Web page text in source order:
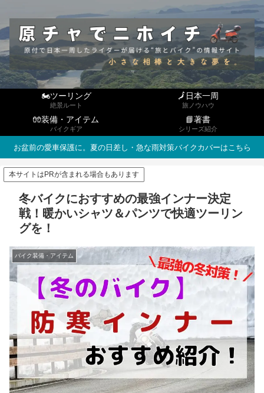
🏍ツーリング
絶景ルート
🗾日本一周
旅ノウハウ
🧤装備・アイテム
バイクギア
📘著書
シリーズ紹介
お盆前の愛車保護に。夏の日差し・急な雨対策バイクカバーはこちら
本サイトはPRが含まれる場合もあります
冬バイクにおすすめの最強インナー決定
戦！暖かいシャツ＆パンツで快適ツーリン
グを！
バイク装備・アイテム